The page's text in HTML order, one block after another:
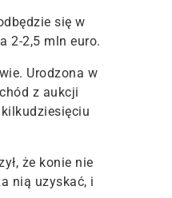
się w
2-2,5 mln euro.
Urodzona w
z aukcji
że konie nie
nią uzyskać, i